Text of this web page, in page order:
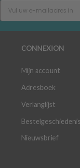
CONNEXION
Mijn account
Adresboek
Verlanglijst
Bestelgeschiedenis
Nieuwsbrief